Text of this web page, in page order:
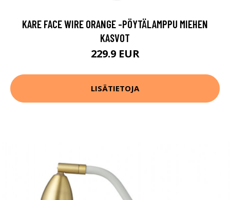
KARE FACE WIRE ORANGE -PÖYTÄLAMPPU MIEHEN
KASVOT
229.9 EUR
LISÄTIETOJA